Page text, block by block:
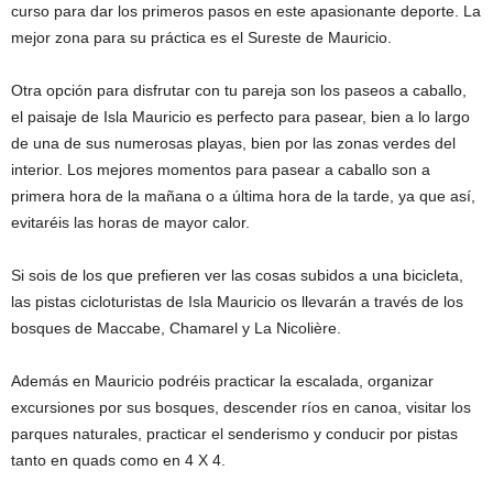
curso para dar los primeros pasos en este apasionante deporte. La
mejor zona para su práctica es el Sureste de Mauricio.
Otra opción para disfrutar con tu pareja son los paseos a caballo,
el paisaje de Isla Mauricio es perfecto para pasear, bien a lo largo
de una de sus numerosas playas, bien por las zonas verdes del
interior. Los mejores momentos para pasear a caballo son a
primera hora de la mañana o a última hora de la tarde, ya que así,
evitaréis las horas de mayor calor.
Si sois de los que prefieren ver las cosas subidos a una bicicleta,
las pistas cicloturistas de Isla Mauricio os llevarán a través de los
bosques de Maccabe, Chamarel y La Nicolière.
Además en Mauricio podréis practicar la escalada, organizar
excursiones por sus bosques, descender ríos en canoa, visitar los
parques naturales, practicar el senderismo y conducir por pistas
tanto en quads como en 4 X 4.